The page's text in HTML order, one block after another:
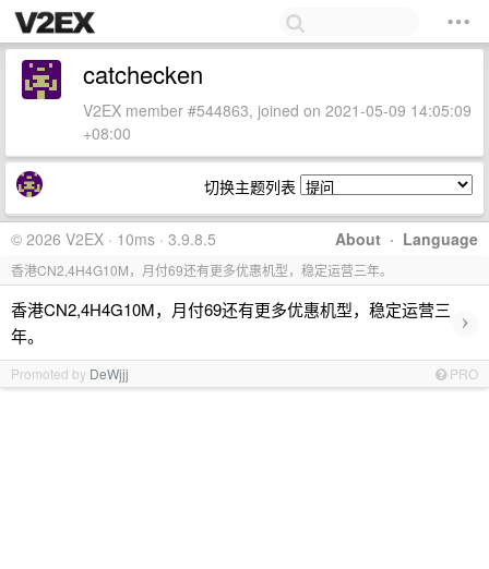
catchecken
V2EX member #544863, joined on 2021-05-09 14:05:09
+08:00
切换主题列表
About · Language
© 2026 V2EX · 10ms · 3.9.8.5
香港CN2,4H4G10M，月付69还有更多优惠机型，稳定运营三年。
香港CN2,4H4G10M，月付69还有更多优惠机型，稳定运营三
年。
›
Promoted by DeWjjj PRO